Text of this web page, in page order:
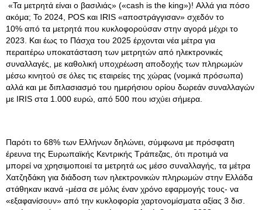
«Τα μετρητά είναι o βασιλιάς» («cash is the king»)! Αλλά για πόσο
ακόμα; Το 2024, POS και IRIS «αποστράγγισαν» σχεδόν το
10% από τα μετρητά που κυκλοφορούσαν στην αγορά μέχρι το
2023. Και έως το Πάσχα του 2025 έρχονται νέα μέτρα για
περαιτέρω υποκατάσταση των μετρητών από ηλεκτρονικές
συναλλαγές, με καθολική υποχρέωση αποδοχής των πληρωμών
μέσω κινητού σε όλες τις εταιρείες της χώρας (νομικά πρόσωπα)
αλλά και με διπλασιασμό του ημερήσιου ορίου δωρεάν συναλλαγών
με IRIS στα 1.000 ευρώ, από 500 που ισχύει σήμερα.
Παρότι το 68% των Ελλήνων δηλώνει, σύμφωνα με πρόσφατη
έρευνα της Ευρωπαϊκής Κεντρικής Τράπεζας, ότι προτιμά να
μπορεί να χρησιμοποιεί τα μετρητά ως μέσο συναλλαγής, τα μέτρα
Χατζηδάκη για διάδοση των ηλεκτρονικών πληρωμών στην Ελλάδα
στάθηκαν ικανά -μέσα σε μόλις έναν χρόνο εφαρμογής τους- να
«εξαφανίσουν» από την κυκλοφορία χαρτονομίσματα αξίας 3 δισ.